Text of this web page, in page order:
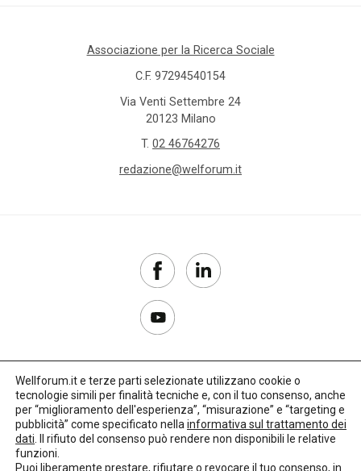
Associazione per la Ricerca Sociale
C.F. 97294540154
Via Venti Settembre 24
20123 Milano
T. 02 46764276
redazione@welforum.it
Copyright 2017–2026
Privacy Policy
Wellforum.it e terze parti selezionate utilizzano cookie o
tecnologie simili per finalità tecniche e, con il tuo consenso, anche
per “miglioramento dell'esperienza”, “misurazione” e “targeting e
pubblicità” come specificato nella informativa sul trattamento dei
dati . Il rifiuto del consenso può rendere non disponibili le relative
funzioni.
Puoi liberamente prestare, rifiutare o revocare il tuo consenso, in